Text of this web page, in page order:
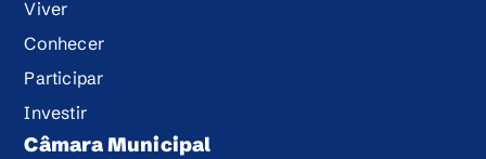
Viver
Conhecer
Participar
Investir
Câmara Municipal